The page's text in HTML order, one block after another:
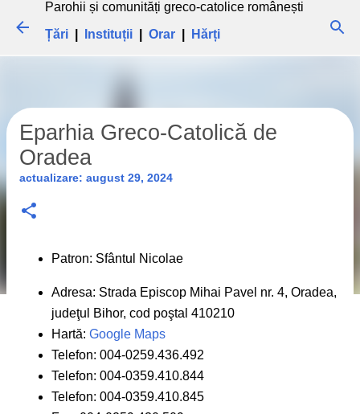
Parohii și comunități greco-catolice românești
Țări
Instituții Orar Hărți
Eparhia Greco-Catolică de
Oradea
actualizare: august 29, 2024
Patron: Sfântul Nicolae
Adresa: Strada Episcop Mihai Pavel nr. 4, Oradea,
judeţul Bihor, cod poştal 410210
Hartă: Google Maps
Telefon: 004-0259.436.492
Telefon: 004-0359.410.844
Telefon: 004-0359.410.845